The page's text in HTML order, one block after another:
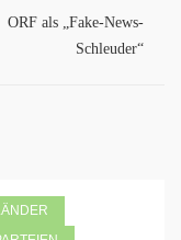
ORF als „Fake-News-
Schleuder“